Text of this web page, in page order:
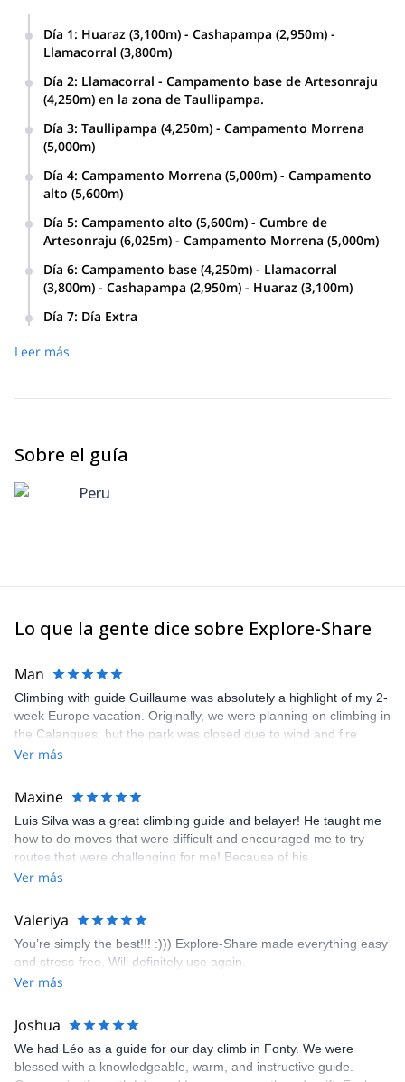
Día 1: Huaraz (3,100m) - Cashapampa (2,950m) -
Llamacorral (3,800m)
Día 2: Llamacorral - Campamento base de Artesonraju
(4,250m) en la zona de Taullipampa.
Día 3: Taullipampa (4,250m) - Campamento Morrena
(5,000m)
Día 4: Campamento Morrena (5,000m) - Campamento
alto (5,600m)
Día 5: Campamento alto (5,600m) - Cumbre de
Artesonraju (6,025m) - Campamento Morrena (5,000m)
Día 6: Campamento base (4,250m) - Llamacorral
(3,800m) - Cashapampa (2,950m) - Huaraz (3,100m)
Día 7: Día Extra
Leer más
Sobre el guía
Peru
Lo que la gente dice sobre Explore-Share
Man
Climbing with guide Guillaume was absolutely a highlight of my 2-
week Europe vacation. Originally, we were planning on climbing in
the Calanques, but the park was closed due to wind and fire
danger. Guillaume chose another amazing location (Pic de
kindly offered train station pick-up and hotel drop off, which I
appreciated very much. The multi-pitch route we did was not only
fun but also the right amount of challenge, which I thoroughly
enjoyed. The communication from the team (Gauthier) was
prompt and clear—highly recommend!
Ver más
Maxine
Luis Silva was a great climbing guide and belayer! He taught me
how to do moves that were difficult and encouraged me to try
routes that were challenging for me! Because of his
encouragement, I managed to complete these routes! I really
area. The weather was perfect, no direct sun and cool enough to
enjoy the climbs. Explore-Share made booking an outdoor
climbing experience in Lisbon extremely easy. Luis, our guide,
was fantastic, and the platform’s organization was flawless.
Ver más
Valeriya
You’re simply the best!!! :))) Explore-Share made everything easy
and stress-free. Will definitely use again.
Ver más
Joshua
We had Léo as a guide for our day climb in Fonty. We were
blessed with a knowledgeable, warm, and instructive guide.